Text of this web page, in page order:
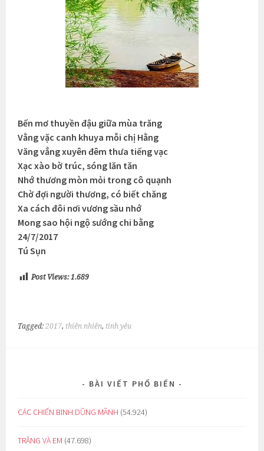
Bến mơ thuyền đậu giữa mùa trăng
Vằng vặc canh khuya mỗi chị Hằng
Văng vẳng xuyên đêm thưa tiếng vạc
Xạc xào bờ trúc, sóng lăn tăn
Nhớ thương mòn mỏi trong cô quạnh
Chờ đợi người thương, có biết chăng
Xa cách đôi nơi vương sầu nhớ
Mong sao hội ngộ sướng chi bằng
24/7/2017
Tú Sụn
Post Views: 1.689
Tagged:2017, thiên nhiên, tình yêu
BÀI VIẾT PHỔ BIẾN
CÁC CHIẾN BINH DŨNG MÃNH (54.924)
TRĂNG VÀ EM (47.698)